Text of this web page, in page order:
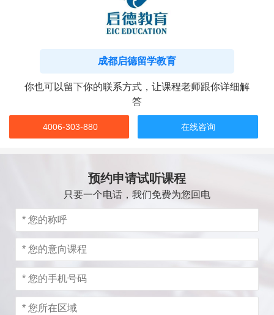
成都启德留学教育
你也可以留下你的联系方式，让课程老师跟你详细解
答
4006-303-880 在线咨询
预约申请试听课程
只要一个电话，我们免费为您回电